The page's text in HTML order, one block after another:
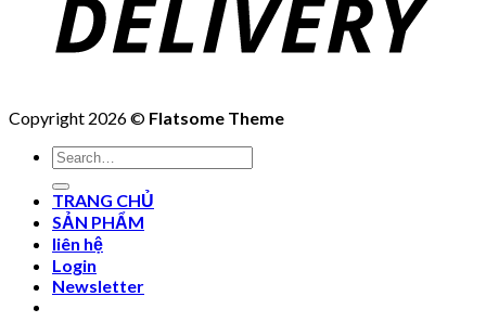
Copyright 2026 © Flatsome Theme
Search
for:
TRANG CHỦ
SẢN PHẨM
liên hệ
Login
Newsletter